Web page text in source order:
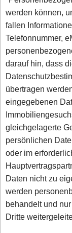
werden können,
fallen
Telefonnummer,
darauf hin, dass
übertragen
eingegebenen
gleichgelagerte
persönlichen
oder im
Daten nicht zu
werden
behandelt und
Dritte